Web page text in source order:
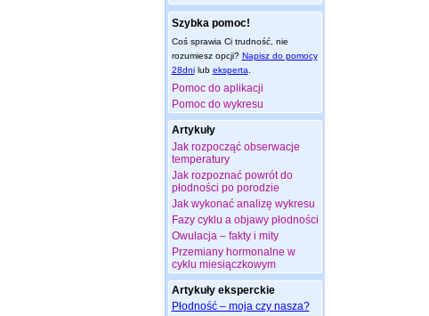
Szybka pomoc!
Coś sprawia Ci trudność, nie
rozumiesz opcji? Napisz do pomocy
28dnilub eksperta
Pomoc do aplikacji
Pomoc do wykresu
Artykuły
Jak rozpocząć obserwacje
temperatury
Jak rozpoznać powrót do
płodności po porodzie
Jak wykonać analizę wykresu
Fazy cyklu a objawy płodności
Owulacja – fakty i mity
Przemiany hormonalne w
cyklu miesiączkowym
Artykuły eksperckie
Płodność – moja czy nasza?